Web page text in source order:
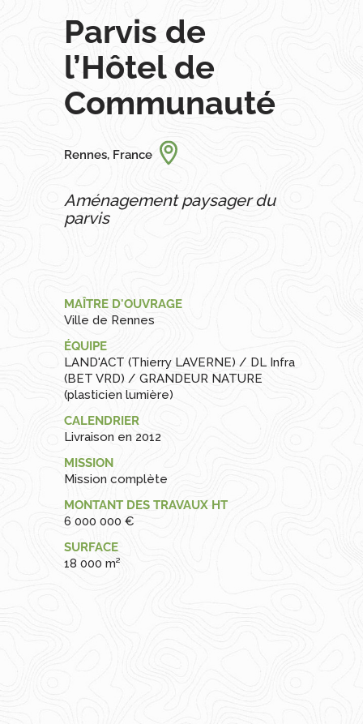
Parvis de
l’Hôtel de
Communauté
Rennes, France
Aménagement paysager du
parvis
MAÎTRE D'OUVRAGE
Ville de Rennes
ÉQUIPE
LAND'ACT (Thierry LAVERNE) / DL Infra
(BET VRD) / GRANDEUR NATURE
(plasticien lumière)
CALENDRIER
Livraison en 2012
MISSION
Mission complète
MONTANT DES TRAVAUX HT
6 000 000 €
SURFACE
18 000 m²